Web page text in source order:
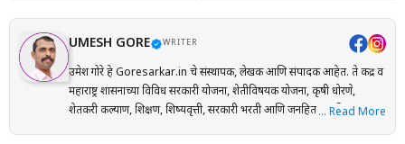
UMESH GORE WRITER
उमेश गोरे हे Goresarkar.in चे संस्थापक, लेखक आणि संपादक आहेत. ते केंद्र व
महाराष्ट्र शासनाच्या विविध सरकारी योजना, शेतीविषयक योजना, कृषी धोरणे,
शेतकरी कल्याण, शिक्षण, शिष्यवृत्ती, सरकारी भरती आणि जनहिताच्या विषयांवर
… Read More